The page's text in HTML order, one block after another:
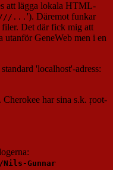
att lägga lokala HTML-
... '). Däremot funkar
Det där fick mig att
utanför GeneWeb men i en
'localhost'-adress:
har sina s.k. ŗoot-
Nils-Gunnar